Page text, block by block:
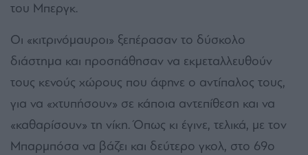
του Μπεργκ.
Οι «κιτρινόμαυροι» ξεπέρασαν το δύσκολο
διάστημα και προσπάθησαν να εκμεταλλευθούν
τους κενούς χώρους που άφηνε ο αντίπαλος τους,
για να «χτυπήσουν» σε κάποια αντεπίθεση και να
«καθαρίσουν» τη νίκη. Όπως κι έγινε, τελικά, με τον
Μπαρμπόσα να βάζει και δεύτερο γκολ, στο 69ο